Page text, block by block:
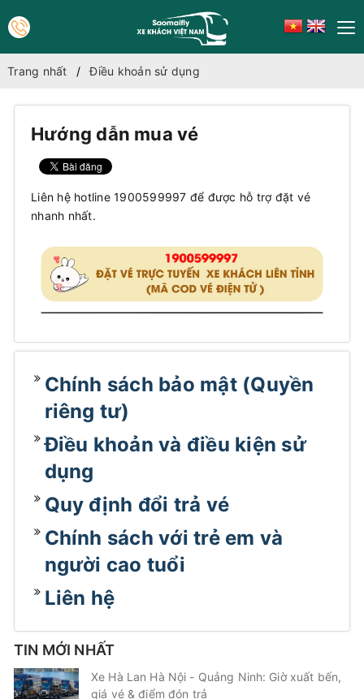
Trang nhất Điều khoản sử dụng
Hướng dẫn mua vé
Liên hệ hotline 1900599997 để được hỗ trợ đặt vé
nhanh nhất.
Chính sách bảo mật (Quyền
riêng tư)
Điều khoản và điều kiện sử
dụng
Quy định đổi trả vé
Chính sách với trẻ em và
người cao tuổi
Liên hệ
TIN MỚI NHẤT
Xe Hà Lan Hà Nội - Quảng Ninh: Giờ xuất bến,
giá vé & điểm đón trả